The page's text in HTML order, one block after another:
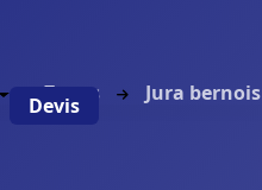
Devis
Zones Jura bernois